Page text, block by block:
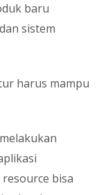
baru
sistem
harus mampu
bisa